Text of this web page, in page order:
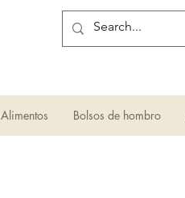
Bolsos de hombro